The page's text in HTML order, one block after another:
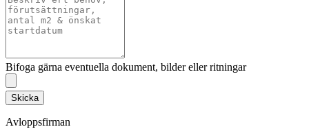
Bifoga gärna eventuella dokument, bilder eller ritningar
Skicka
Avloppsfirman